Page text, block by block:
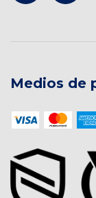
Medios de